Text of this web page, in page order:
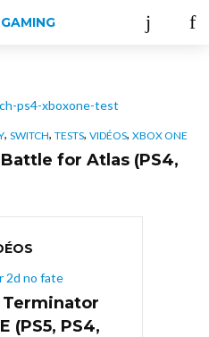
, SWITCH, TESTS, VIDÉOS, XBOX ONE
for Atlas (PS4,
(PS5, PS4,